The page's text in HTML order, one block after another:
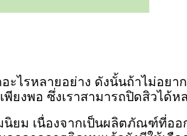
ะไรหลายอย่าง ดังนั้นถ้าไม่อย
ยงพอ ซึ่งเราสามารถปิดสิวได้ห
นิยม เนื่องจากเป็นผลิตภัณฑ์ที่อ